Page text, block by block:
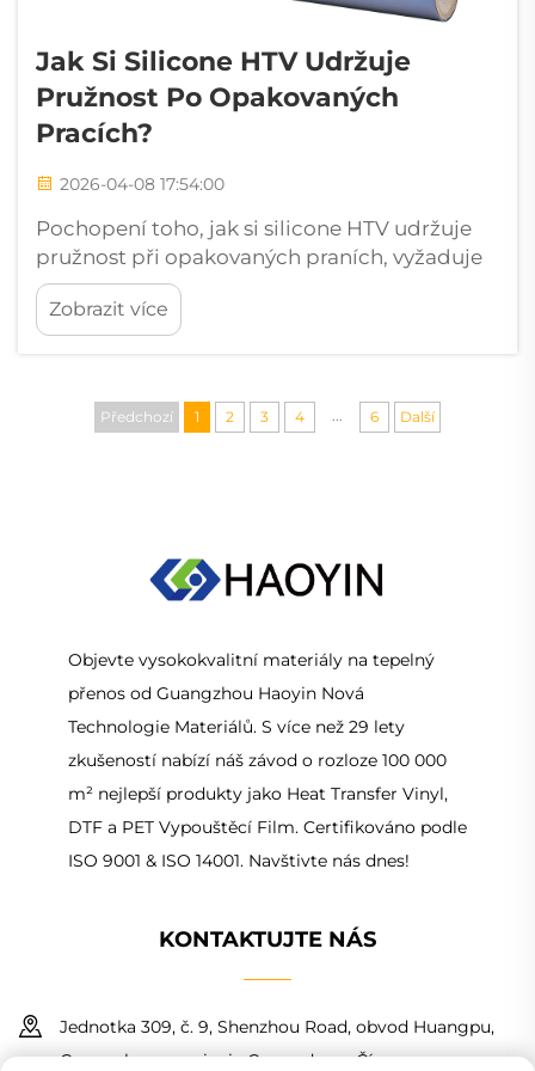
Jak Si Silicone HTV Udržuje
Pružnost Po Opakovaných
Pracích?
2026-04-08 17:54:00
Pochopení toho, jak si silicone HTV udržuje
pružnost při opakovaných praních, vyžaduje
zkoumání jeho jedinečné polymerní
struktury, která ho odlišuje od běžných
materiálů pro tepelný přenos. Na rozdíl od
Zobrazit více
Předchozí 1 2 3 4 ... 6 Další
Objevte vysokokvalitní materiály na tepelný
přenos od Guangzhou Haoyin Nová
Technologie Materiálů. S více než 29 lety
zkušeností nabízí náš závod o rozloze 100 000
m² nejlepší produkty jako Heat Transfer Vinyl,
DTF a PET Vypouštěcí Film. Certifikováno podle
ISO 9001 & ISO 14001. Navštivte nás dnes!
KONTAKTUJTE NÁS
Jednotka 309, č. 9, Shenzhou Road, obvod Huangpu,
Guangzhou, provincie Guangdong, Čína